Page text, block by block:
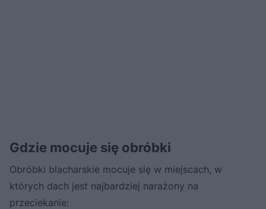
Gdzie mocuje się obróbki
Obróbki blacharskie mocuje się w miejscach, w
których dach jest najbardziej narażony na
przeciekanie: